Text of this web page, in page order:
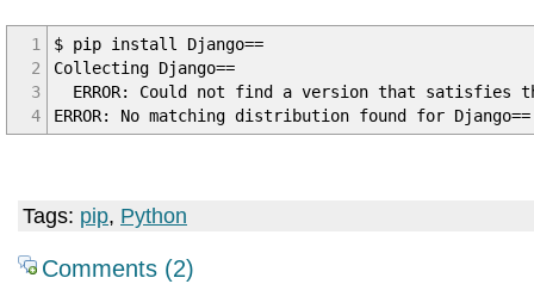
1
2
3
4
$ pip install Django==
Collecting Django==
ERROR: Could not find a version that
ERROR: No matching distribution found for Django==
Tags: pip, Python
Comments (2)